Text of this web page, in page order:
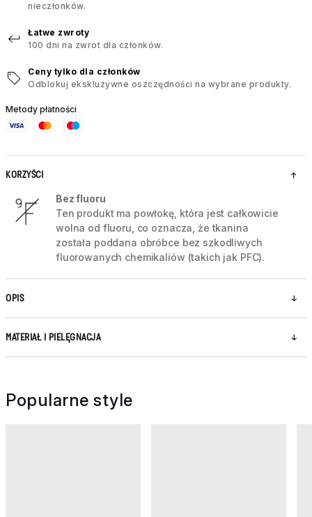
nieczłonków.
Łatwe zwroty
100 dni na zwrot dla członków.
Ceny tylko dla członków
Odblokuj ekskluzywne oszczędności na wybrane produkty.
Metody płatności
KORZYŚCI
Bez fluoru
Ten produkt ma powłokę, która jest całkowicie
wolna od fluoru, co oznacza, że tkanina
została poddana obróbce bez szkodliwych
fluorowanych chemikaliów (takich jak PFC).
OPIS
MATERIAŁ I PIELĘGNACJA
Popularne style